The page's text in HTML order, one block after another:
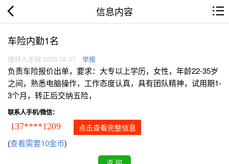
信息内容
车险内勤1名
隆林人才网 2026.08.07 举报
负责车险报价出单，要求：大专以上学历，女性，年龄22-35岁
之间，熟悉电脑操作，工作态度认真，具有团队精神，试用期1-
3个月，转正后交纳五险，
联系人手机/微信：
137****1209 点击查看完整信息
(查看需要10金币)